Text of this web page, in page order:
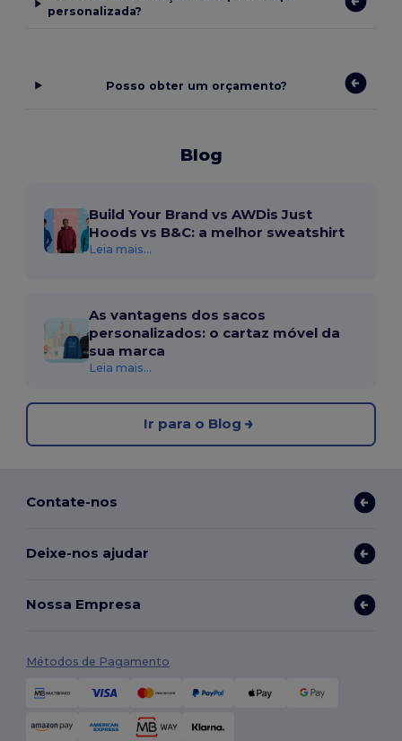
personalizada?
Posso obter um orçamento?
Blog
Build Your Brand vs AWDis Just
Hoods vs B&C: a melhor sweatshirt
Leia mais...
As vantagens dos sacos
personalizados: o cartaz móvel da
sua marca
Leia mais...
Ir para o Blog
Contate-nos
Deixe-nos ajudar
Nossa Empresa
Métodos de Pagamento